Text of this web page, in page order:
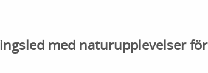
med naturupplevelser för